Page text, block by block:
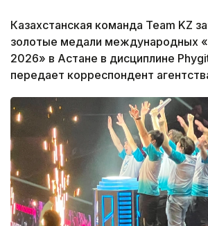
Казахстанская команда Team KZ
золотые медали международных
2026» в Астане в дисциплине
передает корреспондент